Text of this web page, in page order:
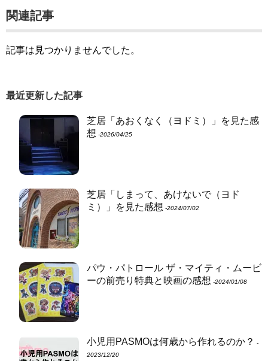
関連記事
記事は見つかりませんでした。
最近更新した記事
芝居「あおくなく（ヨドミ）」を見た感
想 ‐2026/04/25
芝居「しまって、あけないで（ヨド
ミ）」を見た感想 ‐2024/07/02
パウ・パトロール ザ・マイティ・ムービ
ーの前売り特典と映画の感想 ‐2024/01/08
小児用PASMOは何歳から作れるのか？
‐
2023/12/20